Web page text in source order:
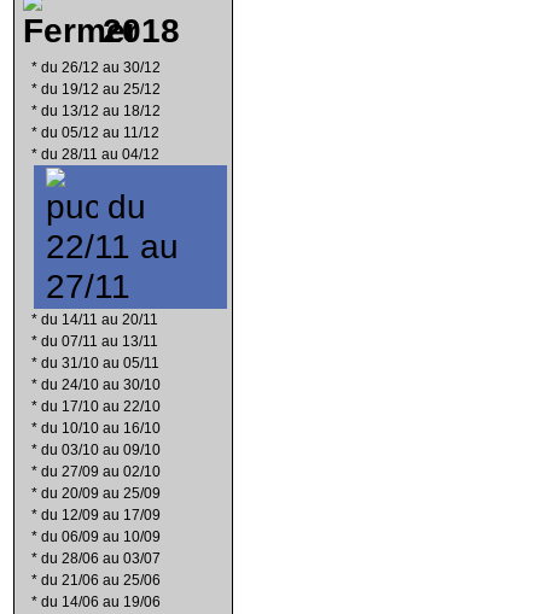
2018
* du 26/12 au 30/12
* du 19/12 au 25/12
* du 13/12 au 18/12
* du 05/12 au 11/12
* du 28/11 au 04/12
du
22/11 au
27/11
* du 14/11 au 20/11
* du 07/11 au 13/11
* du 31/10 au 05/11
* du 24/10 au 30/10
* du 17/10 au 22/10
* du 10/10 au 16/10
* du 03/10 au 09/10
* du 27/09 au 02/10
* du 20/09 au 25/09
* du 12/09 au 17/09
* du 06/09 au 10/09
* du 28/06 au 03/07
* du 21/06 au 25/06
* du 14/06 au 19/06